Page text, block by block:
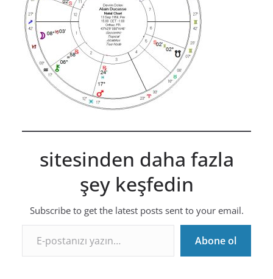
sitesinden daha fazla
şey keşfedin
Subscribe to get the latest posts sent to your email.
E-postanızı yazın…
Abone ol